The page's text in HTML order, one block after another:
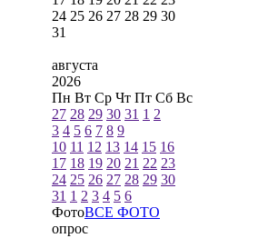
24 25 26 27 28 29 30
31
августа
2026
Пн Вт Ср Чт Пт Сб Вс
27 28 29 30 31 1 2
3 4 5 6 7 8 9
10 11 12 13 14 15 16
17 18 19 20 21 22 23
24 25 26 27 28 29 30
31 1 2 3 4 5 6
ФотоВСЕ ФОТО
опрос